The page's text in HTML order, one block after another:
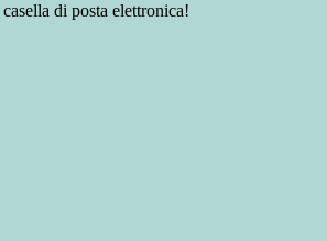
di posta elettronica!